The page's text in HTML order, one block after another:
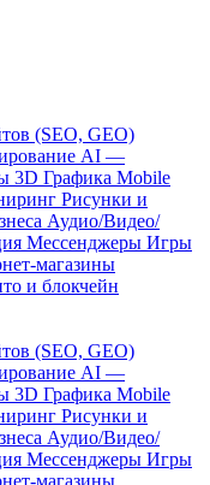
(SEO, GEO)
AI —
3D Графика Mobile
Рисунки и
Аудио/Видео/
Мессенджеры Игры
магазины
и блокчейн
(SEO, GEO)
AI —
3D Графика Mobile
Рисунки и
Аудио/Видео/
Мессенджеры Игры
магазины